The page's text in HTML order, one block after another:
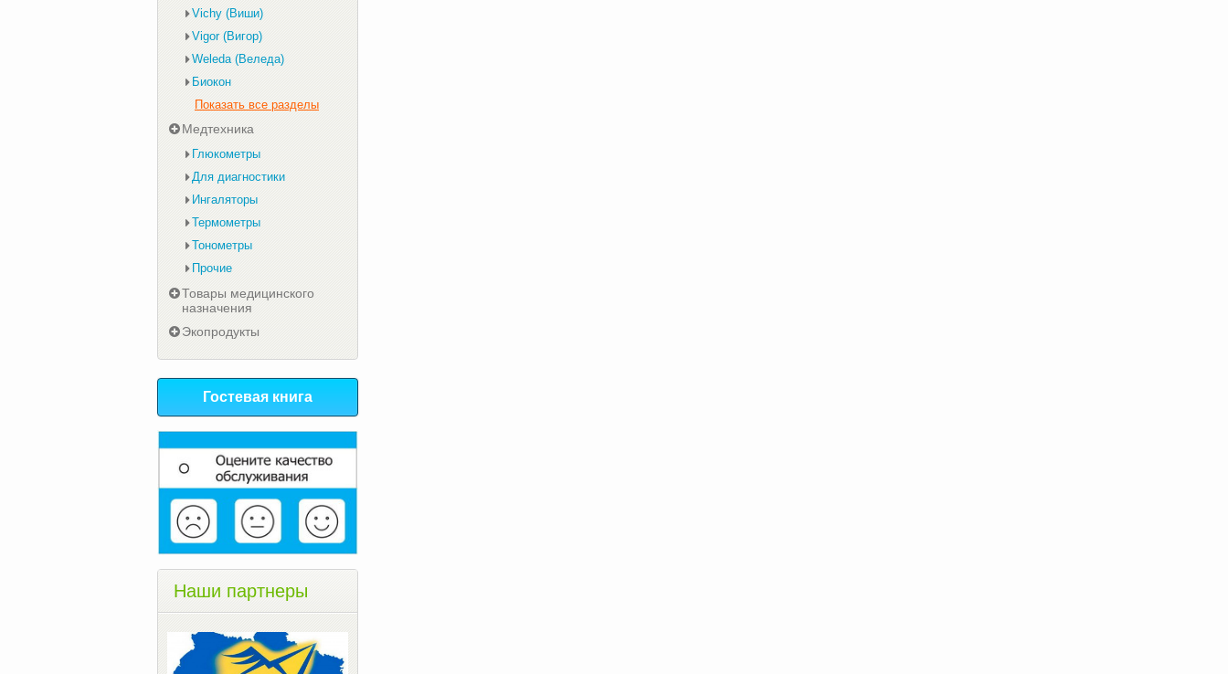
Vichy (Виши)
Vigor (Вигор)
Weleda (Веледа)
Биокон
Показать все разделы
Медтехника
Глюкометры
Для диагностики
Ингаляторы
Термометры
Тонометры
Прочие
Товары медицинского
назначения
Экопродукты
Гостевая книга
Наши партнеры